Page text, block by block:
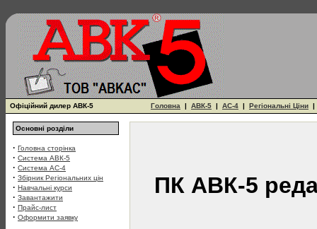
Офіційний дилер АВК-5 Головна | АВК-5 | АС-4 | Регіональні Ціни
Основні розділи
· Головна сторінка
· Система АВК-5
· Система АС-4
· Збірник Регіональних цін
· Навчальні курси
· Завантажити
· Прайс-лист
· Оформити заявку
ПК АВК-5